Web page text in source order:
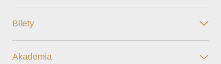
Bilety
Akademia